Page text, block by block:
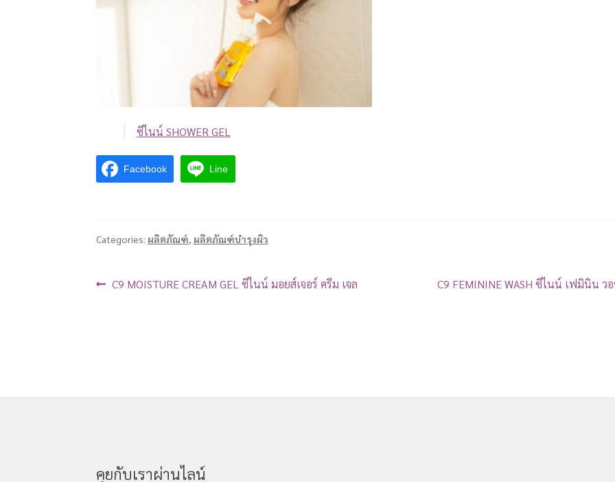
ซีไนน์ SHOWER GEL
Facebook Line
Categories: ผลิตภัณฑ์, ผลิตภัณฑ์บำรุงผิว
C9 MOISTURE CREAM GEL ซีไนน์ มอยส์เจอร์ ครีม เจล C9 FEMININE WASH ซีไนน์ เฟมินิน ว
คุยกับเราผ่านไลน์